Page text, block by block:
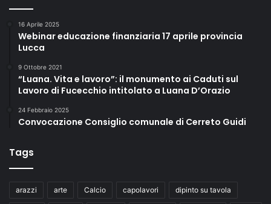
16 Aprile 2025
Webinar educazione finanziaria 17 aprile provincia
Lucca
9 Ottobre 2021
“Luana. Vita e lavoro”: il monumento ai Caduti sul
Lavoro di Fucecchio intitolato a Luana D’Orazio
24 Febbraio 2025
Convocazione Consiglio comunale di Cerreto Guidi
Tags
arazzi arte Calcio capolavori dipinto su tavola